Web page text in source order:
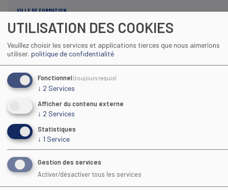
VILLE DE FORMATION
DATE DÉBUT
26/05/2027
DURÉE DE LA FORMATION
13 mois
FIN DES INSCRIPTIONS
13/04/2027
UTILISATION DES COOKIES
Veuillez choisir les services et applications tierces que nous aimerions
utiliser. politique de confidentialité
Fonctionnel(toujours requis)
↓ 2 Services
Afficher du contenu externe
↓ 2 Services
Statistiques
↓ 1 Service
Gestion des services
Activer/désactiver tous les services